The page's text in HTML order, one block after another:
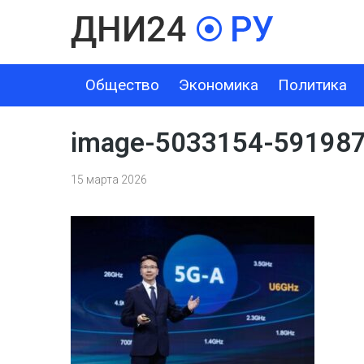
Общество Экономика Политика
ЭКОНОМИКА ПОЛИТИКА ШОУ-БИЗНЕС
image-5033154-
15 марта 2026